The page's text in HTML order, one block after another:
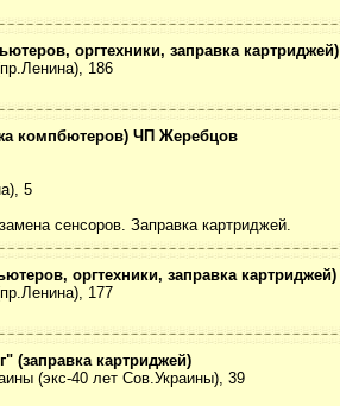
оргтехники, заправка картриджей)
186
компбютеров) ЧП Жеребцов
5
сенсоров. Заправка картриджей.
оргтехники, заправка картриджей)
177
картриджей)
(экс-40 лет Сов.Украины), 39